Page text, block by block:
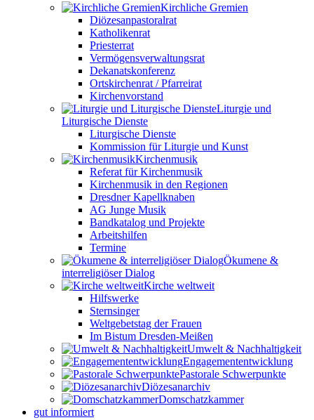
Kirchliche Gremien
Diözesanpastoralrat
Katholikenrat
Priesterrat
Vermögensverwaltungsrat
Dekanatskonferenz
Ortskirchenrat / Pfarreirat
Kirchenvorstand
Liturgie und
Liturgische Dienste
Liturgische Dienste
Kommission für Liturgie und Kunst
Kirchenmusik
Referat für Kirchenmusik
Kirchenmusik in den Regionen
Dresdner Kapellknaben
AG Junge Musik
Bandkatalog und Projekte
Arbeitshilfen
Termine
Ökumene &
interreligiöser Dialog
Kirche weltweit
Hilfswerke
Sternsinger
Weltgebetstag der Frauen
Im Bistum Dresden-Meißen
Umwelt & Nachhaltigkeit
Engagemententwicklung
Pastorale Schwerpunkte
Diözesanarchiv
Domschatzkammer
gut informiert